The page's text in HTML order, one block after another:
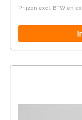
Prijzen excl. BTW en